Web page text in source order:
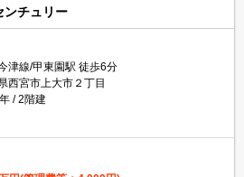
ンチュリー
津線/甲東園駅 徒歩6分
西宮市上大市２丁目
2階建